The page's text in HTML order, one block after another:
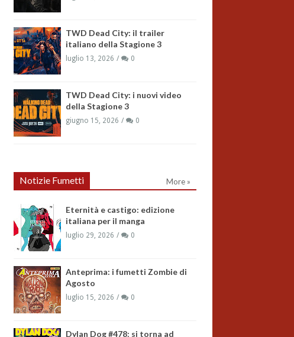
TWD Dead City: il trailer
italiano della Stagione 3
luglio 13, 2026 0
TWD Dead City: i nuovi video
della Stagione 3
giugno 15, 2026 0
Notizie Fumetti More »
Eternità e castigo: edizione
italiana per il manga
luglio 29, 2026 0
Anteprima: i fumetti Zombie di
Agosto
luglio 15, 2026 0
Dylan Dog #478: si torna ad